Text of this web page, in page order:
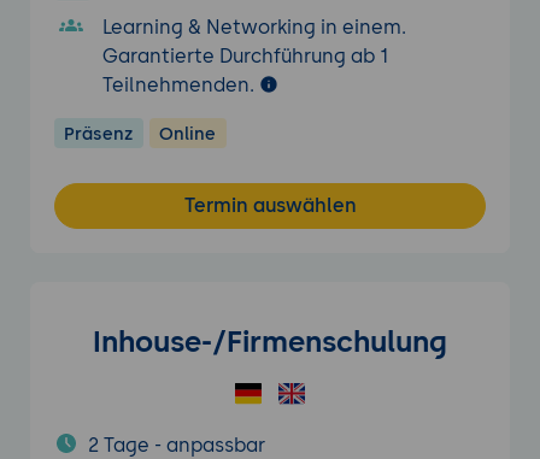
Learning & Networking in einem.
Garantierte Durchführung ab 1
Teilnehmenden.
Präsenz Online
Termin auswählen
Inhouse-/Firmenschulung
2 Tage - anpassbar